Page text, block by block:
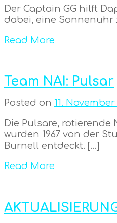
Der Captain GG hilft
dabei, eine Sonnenuhr
Read More
Team NAI: Pulsar
Posted on 11. November
Die Pulsare, rotierende
wurden 1967 von der
Burnell entdeckt. […]
Read More